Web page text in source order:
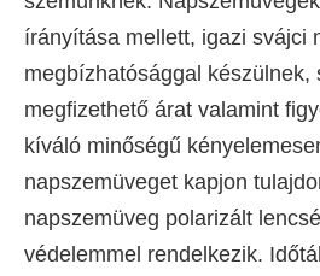
írányítása mellett, igazi svájci
megbízhatósággal készülnek,
megfizethető árat valamint
kíváló minőségű
napszemüveget kapjon
napszemüveg polarizált
védelemmel rendelkezik.